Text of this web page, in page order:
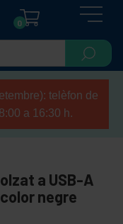
0
telèfon de
a 16:30 h.
a USB-A
negre